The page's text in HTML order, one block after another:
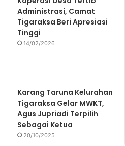
Administrasi, Camat
Tigaraksa Beri Apresiasi
Tinggi
14/02/2026
Karang Taruna Kelurahan
Tigaraksa Gelar MWKT,
Agus Jupriadi Terpilih
Sebagai Ketua
20/10/2025